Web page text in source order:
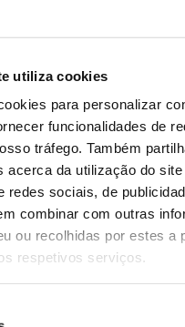
utiliza cookies
para personalizar
funcionalidades de
tráfego. Também
acerca da utilização do
redes sociais, de
combinar com outras
ou recolhidas por estes a
respetivos serviços.
2 – Variação do índice de
nu (Azul), Sobreiro saudável